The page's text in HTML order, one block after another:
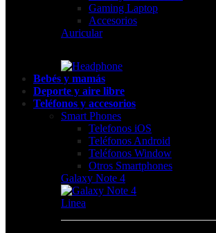
Gaming Laptop
Accesorios
Auricular
Bebés y mamás
Deporte y aire libre
Teléfonos y accesorios
Smart Phones
Telefonos iOS
Teléfonos Android
Teléfonos Window
Otros Smartphones
Galaxy Note 4
Linea